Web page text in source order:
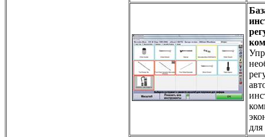
для